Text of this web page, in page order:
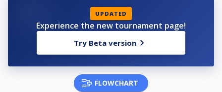
UPDATED
Experience the new tournament page!
Try Beta version
FLOWCHART